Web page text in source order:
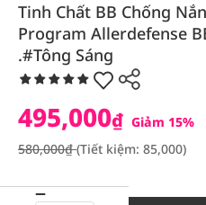
Tinh Chất BB Chống
Program Allerdefense
.#Tông Sáng
495,000₫ Giảm 15%
580,000₫(Tiết kiệm: 85,000)